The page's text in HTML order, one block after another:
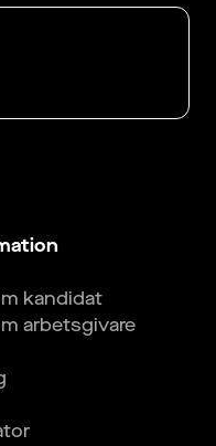
kandidat
arbetsgivare